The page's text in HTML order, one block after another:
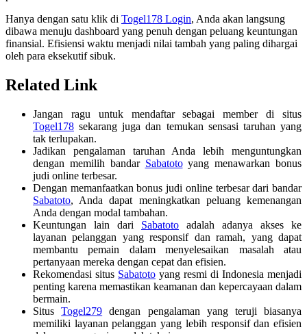
Hanya dengan satu klik di Togel178 Login, Anda akan langsung
dibawa menuju dashboard yang penuh dengan peluang keuntungan
finansial. Efisiensi waktu menjadi nilai tambah yang paling dihargai
oleh para eksekutif sibuk.
Related Link
Jangan ragu untuk mendaftar sebagai member di situs
Togel178 sekarang juga dan temukan sensasi taruhan yang
tak terlupakan.
Jadikan pengalaman taruhan Anda lebih menguntungkan
dengan memilih bandar Sabatotoyang menawarkan bonus
judi online terbesar.
Dengan memanfaatkan bonus judi online terbesar dari bandar
Sabatoto, Anda dapat meningkatkan peluang kemenangan
Anda dengan modal tambahan.
Keuntungan lain dari Sabatoto adalah adanya akses ke
layanan pelanggan yang responsif dan ramah, yang dapat
membantu pemain dalam menyelesaikan masalah atau
pertanyaan mereka dengan cepat dan efisien.
Rekomendasi situs Sabatoto yang resmi di Indonesia menjadi
penting karena memastikan keamanan dan kepercayaan dalam
bermain.
SitusTogel279 dengan pengalaman yang teruji biasanya
memiliki layanan pelanggan yang lebih responsif dan efisien